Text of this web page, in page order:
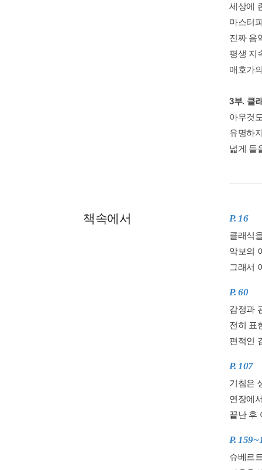
세상에
마스터
진짜 음
평생 지
애호가
3부. 클
아무것
유명하
넓게 들
책속에서 P. 16
클래식
악보의
그래서
P. 60
감정과
전히 표
편적인
P. 107
기침은
연장에
끝난 후
P.
슈베르